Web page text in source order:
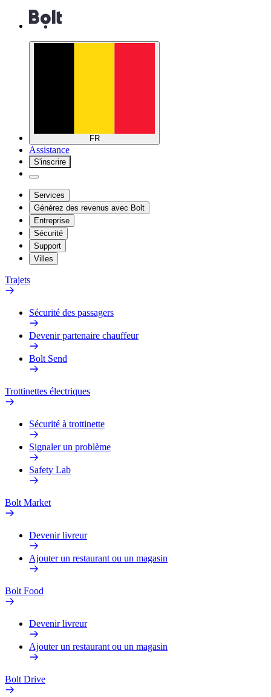
FR
Assistance
S'inscrire
Services
Générez des revenus avec Bolt
Entreprise
Sécurité
Support
Villes
Trajets
Sécurité des passagers
Devenir partenaire chauffeur
Bolt Send
Trottinettes électriques
Sécurité à trottinette
Signaler un problème
Safety Lab
Bolt Market
Devenir livreur
Ajouter un restaurant ou un magasin
Bolt Food
Devenir livreur
Ajouter un restaurant ou un magasin
Bolt Drive